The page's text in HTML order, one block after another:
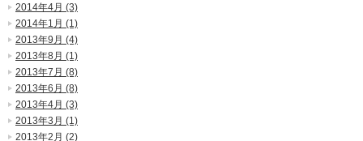
2014年4月 (3)
2014年1月 (1)
2013年9月 (4)
2013年8月 (1)
2013年7月 (8)
2013年6月 (8)
2013年4月 (3)
2013年3月 (1)
2013年2月 (2)